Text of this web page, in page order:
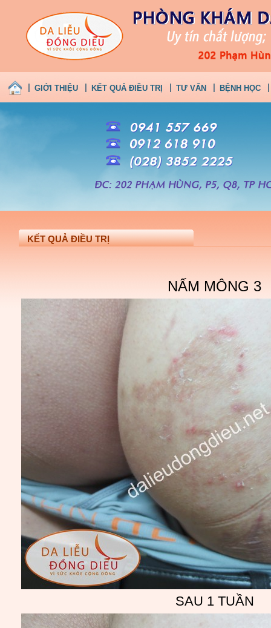
GIỚI THIỆU KẾT QUẢ ĐIỀU TRỊ TƯ VẤN BỆNH HỌC
KẾT QUẢ ĐIỀU TRỊ
NẤM MÔNG 3
SAU 1 TUẦN